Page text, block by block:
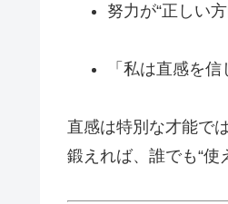
努力が“正しい
「私は直感を
直感は特別な才能で
鍛えれば、誰でも“使